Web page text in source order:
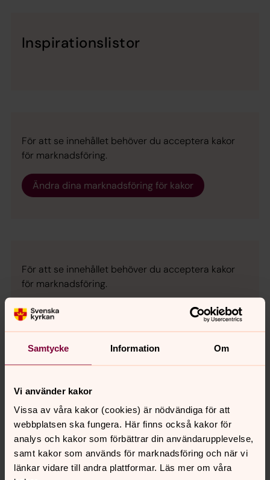
Samtycke Information Om
Vi använder kakor
Vissa av våra kakor (cookies) är nödvändiga för att
webbplatsen ska fungera. Här finns också kakor för
analys och kakor som förbättrar din användarupplevelse,
samt kakor som används för marknadsföring och när vi
länkar vidare till andra plattformar. Läs mer om våra
Inspirationslistor
För att se innehållet behöver du acceptera kakor
för marknadsföring.
Ändra dina marknadsföring för kakor
För att se innehållet behöver du acceptera kakor
för marknadsföring.
Ändra dina marknadsföring för kakor
klingar
Onsdag 6 maj kl. 19.00 i Överluleå kyrka - Välkommen till
en konsert innehållande sång och musik som kan spelas
vid vigslar.
Vigselgudstjänsten